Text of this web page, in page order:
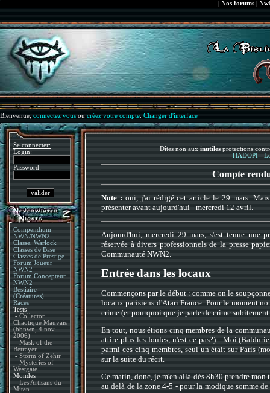
Nos forums|
Bienvenue, connectez vous ou créez votre compte Changer d'interface
Se connecter:
Login:
Password:
Compendium
NWN/NWN2
Classe, Warlock
Classes de Base
Classes de Prestige
Forum Joueur
NWN2
Forum Concepteur
NWN2
Bestiaire
(Créatures)
Races
Tests
- Collector
Chaotique Mauvais
(bbnwn, 4 nov
2006)
- Mask of the
Betrayer
- Storm of Zehir
- Mysteries of
Westgate
Mondes
- Les Artisans du
Mitan
Dîtes non aux inutiles protections
HADOPI -
Compte
Note :oui, j'ai rédigé cet article le 29 mars.
présenter avant aujourd'hui - mercredi 12 avril.
Aujourd'hui, mercredi 29 mars, s'est tenue une
réservée à divers professionnels de la presse
Communauté NWN2.
Entrée dans les locaux
Commençons par le début : comme on le
locaux parisiens d'Atari France. Pour le moment
crime (et pourquoi que je parle de crime
En tout, nous étions cinq membres de la
attire plus les foules, n'est-ce pas?) : Moi
parmi ces cinq membres, seul un était sur Paris
sur la suite du récit.
Ce matin, donc, je m'en alla dés 8h30 prendre
au delà de la zone 4-5 - pour la modique somme